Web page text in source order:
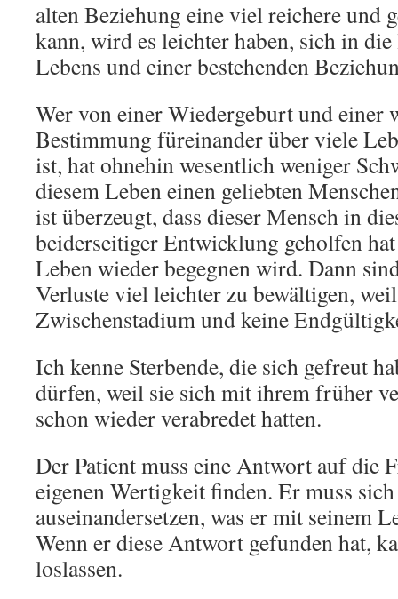
alten Beziehung eine viel reichere und
kann, wird es leichter haben, sich in die
Lebens und einer bestehenden
Wer von einer Wiedergeburt und einer
Bestimmung füreinander über viele
ist, hat ohnehin wesentlich weniger
diesem Leben einen geliebten
ist überzeugt, dass dieser Mensch in
beiderseitiger Entwicklung geholfen
Leben wieder begegnen wird. Dann
Verluste viel leichter zu bewältigen,
Zwischenstadium und keine
Ich kenne Sterbende, die sich gefreut
dürfen, weil sie sich mit ihrem früher
schon wieder verabredet hatten.
Der Patient muss eine Antwort auf die
eigenen Wertigkeit finden. Er muss
auseinandersetzen, was er mit seinem
Wenn er diese Antwort gefunden hat,
loslassen.